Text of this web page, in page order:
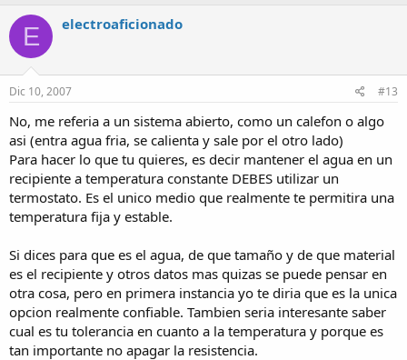
E electroaficionado
Dic 10, 2007 #13
No, me referia a un sistema abierto, como un calefon o algo
asi (entra agua fria, se calienta y sale por el otro lado)
Para hacer lo que tu quieres, es decir mantener el agua en un
recipiente a temperatura constante DEBES utilizar un
termostato. Es el unico medio que realmente te permitira una
temperatura fija y estable.
Si dices para que es el agua, de que tamaño y de que material
es el recipiente y otros datos mas quizas se puede pensar en
otra cosa, pero en primera instancia yo te diria que es la unica
opcion realmente confiable. Tambien seria interesante saber
cual es tu tolerancia en cuanto a la temperatura y porque es
tan importante no apagar la resistencia.